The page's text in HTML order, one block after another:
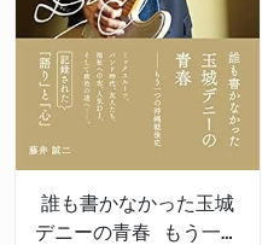
誰も書かなかった玉城
デニーの青春 もう一つ